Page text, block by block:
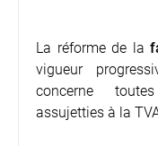
La réforme de la
vigueur
concerne
assujetties à la